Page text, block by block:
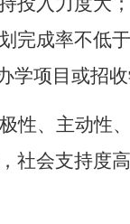
完成率不低
项目或招收
性、主动性
社会支持度高